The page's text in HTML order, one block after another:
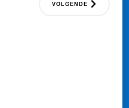
VOLGENDE